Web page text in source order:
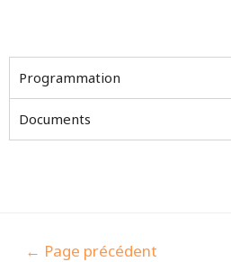
Programmation
Documents
← Page précédent